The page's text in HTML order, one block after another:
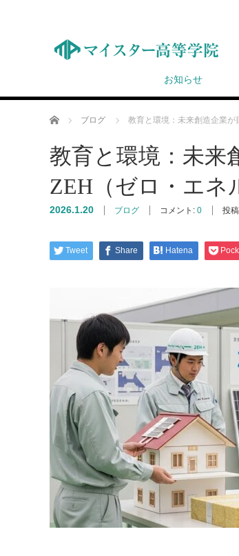
お知らせ
ホーム ブログ 教育と環境：未来創造企業
教育と環境：未来
ZEH（ゼロ・エネ
2026.1.20 ブログ コメント: 0 投
Tweet Share Hatena